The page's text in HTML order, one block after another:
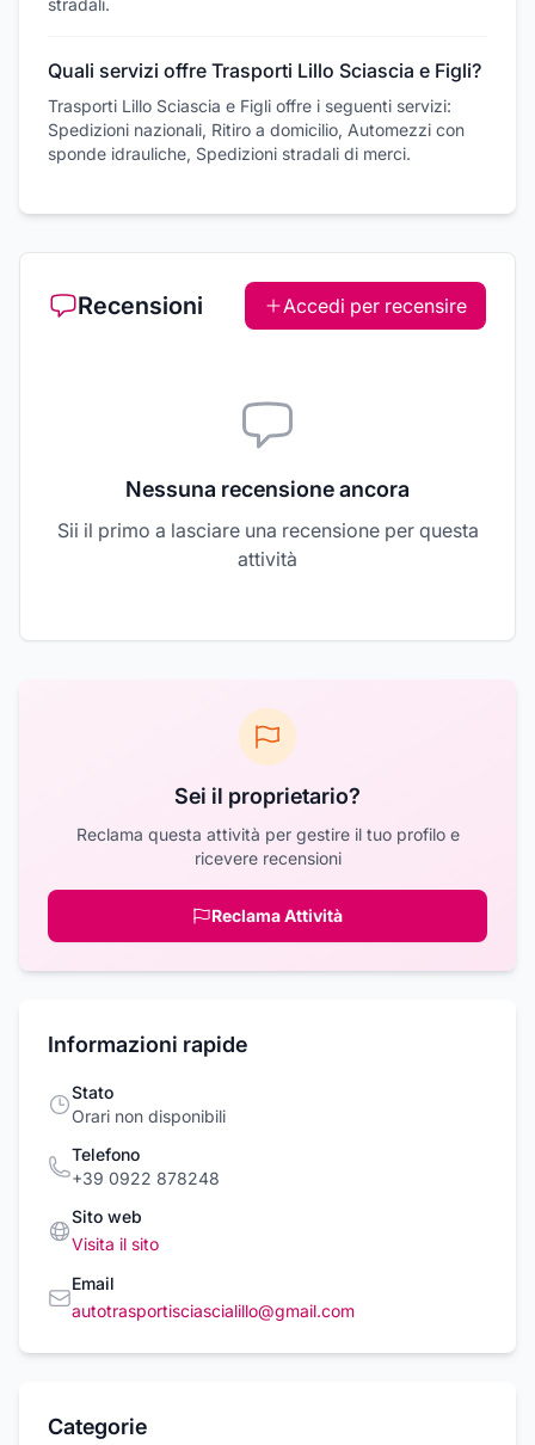
stradali.
Quali servizi offre Trasporti Lillo Sciascia e Figli?
Trasporti Lillo Sciascia e Figli offre i seguenti servizi:
Spedizioni nazionali, Ritiro a domicilio, Automezzi con
sponde idrauliche, Spedizioni stradali di merci.
Recensioni Accedi per recensire
Nessuna recensione ancora
Sii il primo a lasciare una recensione per questa
attività
Sei il proprietario?
Reclama questa attività per gestire il tuo profilo e
ricevere recensioni
Reclama Attività
Informazioni rapide
Stato
Orari non disponibili
Telefono
+39 0922 878248
Sito web
Visita il sito
Email
autotrasportisciascialillo@gmail.com
Categorie